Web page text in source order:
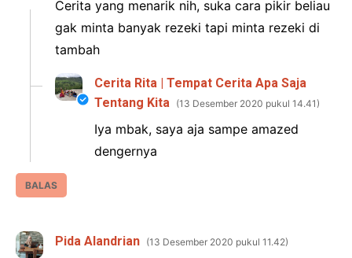
Cerita yang menarik nih, suka cara pikir beliau
gak minta banyak rezeki tapi minta rezeki di
tambah
BALAS
Cerita Rita | Tempat Cerita Apa Saja
Tentang Kita
13 Desember 2020 pukul 14.41
Iya mbak, saya aja sampe amazed
dengernya
Pida Alandrian 13 Desember 2020 pukul 11.42